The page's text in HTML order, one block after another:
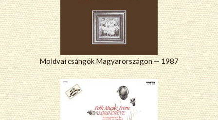
Moldvai csángók Magyarországon — 1987